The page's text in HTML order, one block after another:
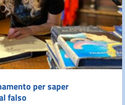
per saper
falso